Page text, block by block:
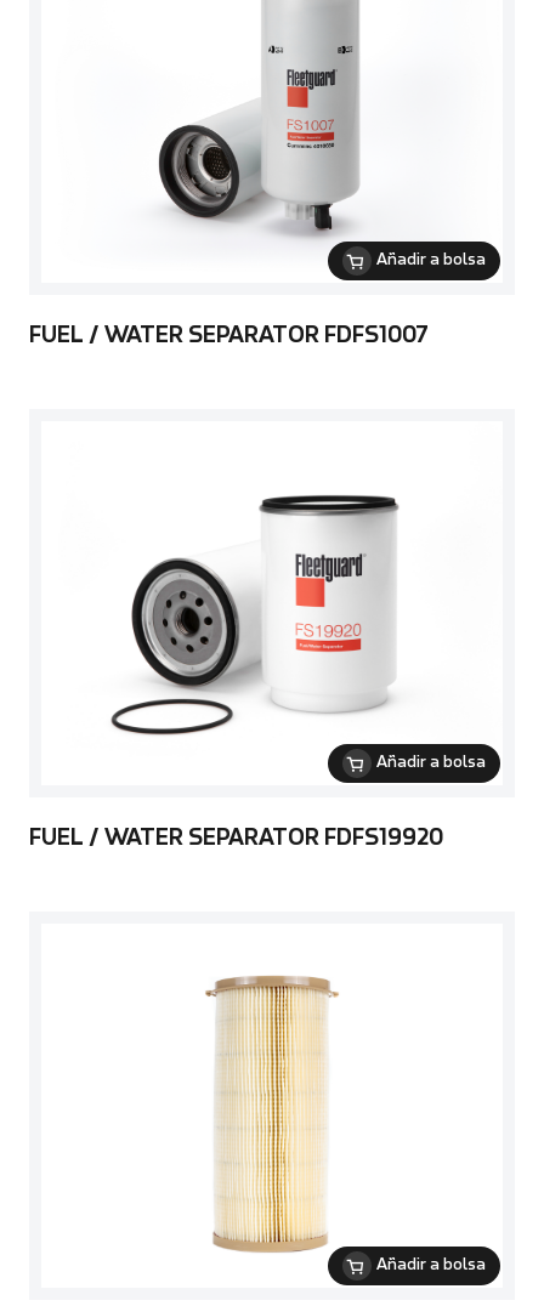
Añadir a bolsa
FUEL / WATER SEPARATOR FDFS1007
Añadir a bolsa
FUEL / WATER SEPARATOR FDFS19920
Añadir a bolsa